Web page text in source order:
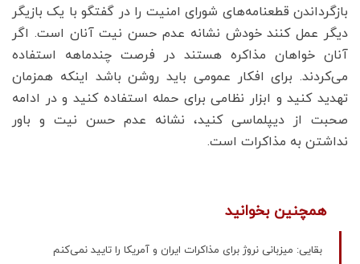
بازگرداندن قطعنامه‌های شورای امنیت را در گفتگو با یک بازیگر
دیگر عمل کنند خودش نشانه عدم حسن نیت آنان است. اگر
آنان خواهان مذاکره هستند در فرصت چندماهه استفاده
می‌کردند. برای افکار عمومی باید روشن باشد اینکه همزمان
تهدید کنید و ابزار نظامی برای حمله استفاده کنید و در ادامه
صحبت از دیپلماسی کنید، نشانه عدم حسن نیت و باور
نداشتن به مذاکرات است.
همچنین بخوانید
بقایی: میزبانی نروژ برای مذاکرات ایران و آمریکا را تایید نمی‌کنم